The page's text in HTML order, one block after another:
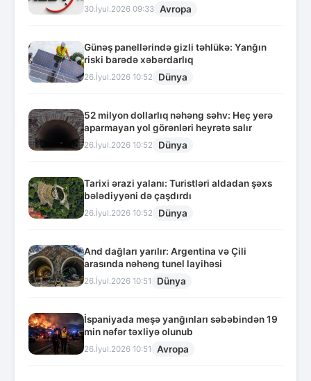
30.İyul.2026 09:33 Avropa
Günəş panellərində gizli təhlükə: Yanğın
riski barədə xəbərdarlıq
26.İyul.2026 10:52 Dünya
52 milyon dollarlıq nəhəng səhv: Heç yerə
aparmayan yol görənləri heyrətə salır
26.İyul.2026 10:52 Dünya
Tarixi ərazi yalanı: Turistləri aldadan şəxs
bələdiyyəni də çaşdırdı
26.İyul.2026 10:52 Dünya
And dağları yarılır: Argentina və Çili
arasında nəhəng tunel layihəsi
26.İyul.2026 10:51 Dünya
İspaniyada meşə yanğınları səbəbindən 19
min nəfər təxliyə olunub
26.İyul.2026 10:51 Avropa